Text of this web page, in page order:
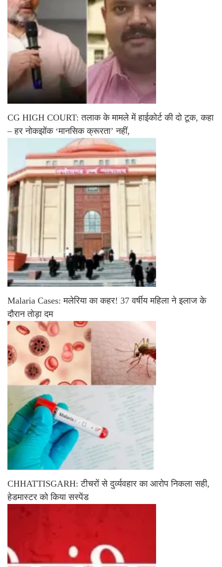
CG HIGH COURT: तलाक के मामले में हाईकोर्ट की दो टूक, कहा
– हर नोकझोंक ‘मानसिक क्रूरता’ नहीं,
Malaria Cases: मलेरिया का कहर! 37 वर्षीय महिला ने इलाज के
दौरान तोड़ा दम
CHHATTISGARH: टीचरों से दुर्व्यवहार का आरोप निकला सही,
हेडमास्टर को किया सस्पेंड